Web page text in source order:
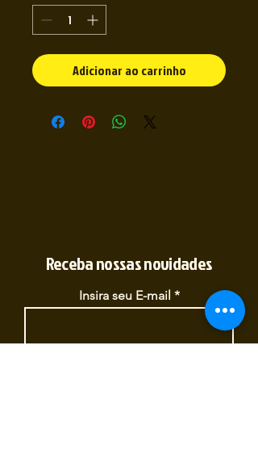
Adicionar ao carrinho
Receba nossas novidades
Insira seu E-mail